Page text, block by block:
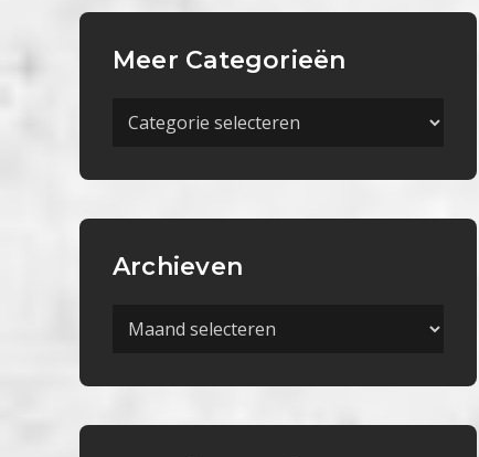
Meer Categorieën
Meer
Archieven
Archieven